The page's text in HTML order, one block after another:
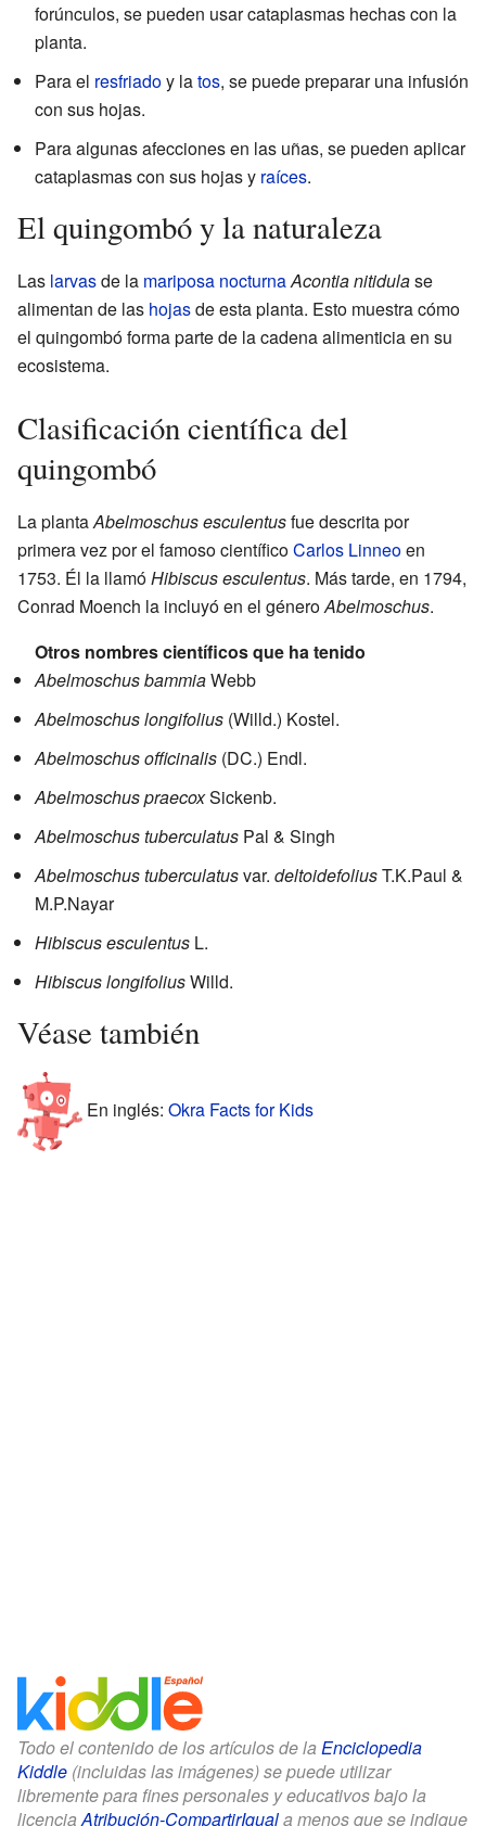
forúnculos, se pueden usar cataplasmas hechas con la
planta.
Para el resfriadoy latos, se puede preparar una infusión
con sus hojas.
Para algunas afecciones en las uñas, se pueden aplicar
cataplasmas con sus hojas y raíces.
El quingombó y la naturaleza
Las larvasde la mariposa nocturnaAcontia nitidulase
alimentan de las hojasde esta planta. Esto muestra cómo
el quingombó forma parte de la cadena alimenticia en su
ecosistema.
Clasificación científica del
quingombó
La plantaAbelmoschus esculentusfue descrita por
primera vez por el famoso científicoCarlos Linneoen
1753. Él la llamóHibiscus esculentus. Más tarde, en 1794,
Conrad Moench la incluyó en el géneroAbelmoschus.
Otros nombres científicos que ha tenido
Abelmoschus bammiaWebb
Abelmoschus longifolius (Willd.) Kostel.
Abelmoschus officinalis (DC.) Endl.
Abelmoschus praecoxSickenb.
Abelmoschus tuberculatus Pal & Singh
Abelmoschus tuberculatusvar. deltoidefoliusT.K.Paul &
M.P.Nayar
Hibiscus esculentus L.
Hibiscus longifoliusWilld.
Véase también
En inglés: Okra Facts for Kids
Todo el contenido de los artículos de la Enciclopedia
Kiddle (incluidas las imágenes) se puede utilizar
libremente para fines personales y educativos bajo la
licenciaAtribución-CompartirIguala menos que se indique